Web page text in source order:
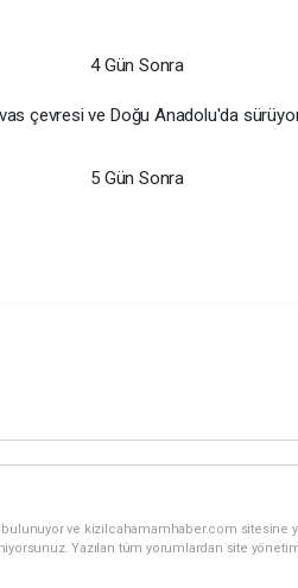
çevresi ve Doğu Anadolu'da
bulunuyor ve kizilcahamamhaber.com sitesine
Yazılan tüm yorumlardan site